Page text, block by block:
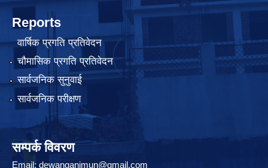
Reports
वार्षिक प्रगति प्रतिवेदन
चौमासिक प्रगति प्रतिवेदन
सार्वजनिक सुनुवाई
सार्वजनिक परीक्षण
सम्पर्क विवरण
Email: dewanganjmun@gmail.com